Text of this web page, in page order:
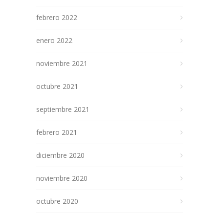
febrero 2022
enero 2022
noviembre 2021
octubre 2021
septiembre 2021
febrero 2021
diciembre 2020
noviembre 2020
octubre 2020